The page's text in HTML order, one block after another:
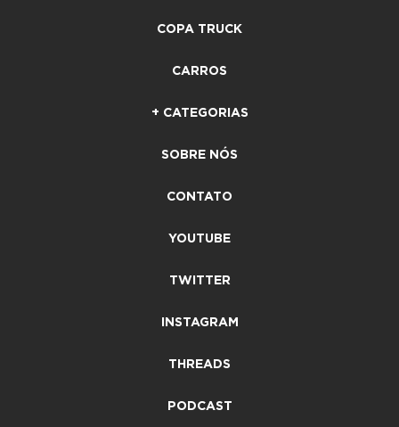
COPA TRUCK
CARROS
+ CATEGORIAS
SOBRE NÓS
CONTATO
YOUTUBE
TWITTER
INSTAGRAM
THREADS
PODCAST